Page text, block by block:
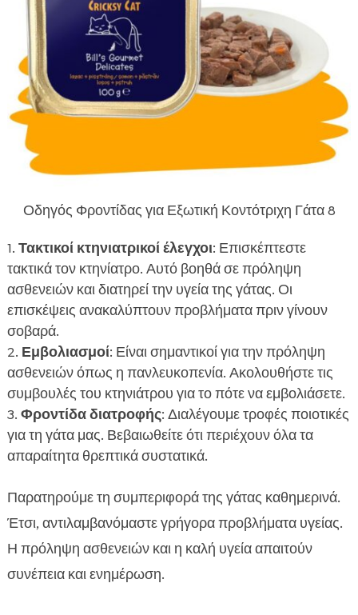
Οδηγός Φροντίδας για Εξωτική Κοντότριχη Γάτα 8
Τακτικοί κτηνιατρικοί έλεγχοι: Επισκέπτεστε
τακτικά τον κτηνίατρο. Αυτό βοηθά σε πρόληψη
ασθενειών και διατηρεί την υγεία της γάτας. Οι
επισκέψεις ανακαλύπτουν προβλήματα πριν γίνουν
σοβαρά.
Εμβολιασμοί: Είναι σημαντικοί για την πρόληψη
ασθενειών όπως η πανλευκοπενία. Ακολουθήστε τις
συμβουλές του κτηνιάτρου για το πότε να εμβολιάσετε.
Φροντίδα διατροφής: Διαλέγουμε τροφές ποιοτικές
για τη γάτα μας. Βεβαιωθείτε ότι περιέχουν όλα τα
απαραίτητα θρεπτικά συστατικά.
Παρατηρούμε τη συμπεριφορά της γάτας καθημερινά.
Έτσι, αντιλαμβανόμαστε γρήγορα προβλήματα υγείας.
Η πρόληψη ασθενειών και η καλή υγεία απαιτούν
συνέπεια και ενημέρωση.